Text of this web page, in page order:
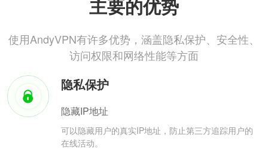
主要的优势
使用AndyVPN有许多优势，涵盖隐私保护、安全性、
访问权限和网络性能等方面
隐私保护
隐藏IP地址
可以隐藏用户的真实IP地址，防止第三方追踪用户的
在线活动。